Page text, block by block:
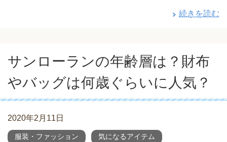
続きを読む
サンローランの年齢層は？財布
やバッグは何歳ぐらいに人気？
2020年2月11日
服装・ファッション 気になるアイテム